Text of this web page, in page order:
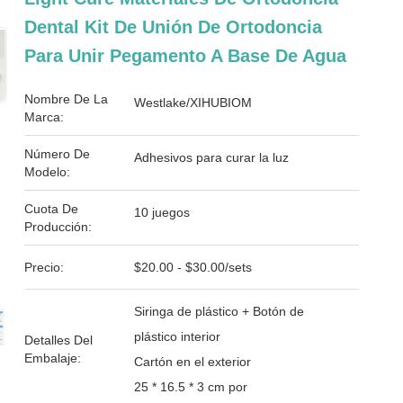
Dental Kit De Unión De Ortodoncia
Para Unir Pegamento A Base De Agua
Nombre De La
Marca:
Westlake/XIHUBIOM
Número De
Modelo:
Adhesivos para curar la luz
Cuota De
Producción:
10 juegos
Precio: $20.00 - $30.00/sets
Detalles Del
Embalaje:
Siringa de plástico + Botón de
plástico interior
Cartón en el exterior
25 * 16.5 * 3 cm por